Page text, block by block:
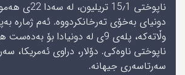
ناپوختی 15٫1
دونیای بەخۆی تەرخانکردووە. ئەم ژمارە
وڵاتەکە، پلەی 9ی لە دونیادا بۆ
ناپوختی ناوەکی. دۆلار، دراوی ئەمریکا،
سەرتاسەری جیھانە.